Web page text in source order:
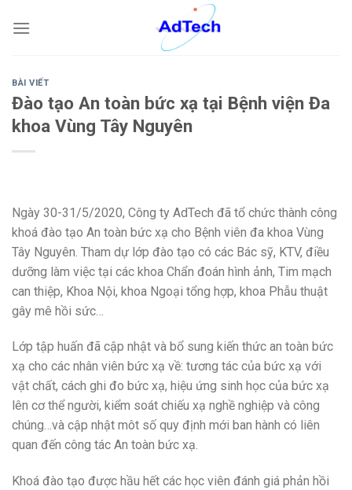
BÀI VIẾT
Đào tạo An toàn bức xạ tại Bệnh viện Đa
khoa Vùng Tây Nguyên
Ngày 30-31/5/2020, Công ty AdTech đã tổ chức thành công
khoá đào tạo An toàn bức xạ cho Bệnh viên đa khoa Vùng
Tây Nguyên. Tham dự lớp đào tạo có các Bác sỹ, KTV, điều
dưỡng làm việc tại các khoa Chẩn đoán hình ảnh, Tim mạch
can thiệp, Khoa Nội, khoa Ngoại tổng hợp, khoa Phẫu thuật
gây mê hồi sức…
Lớp tập huấn đã cập nhật và bổ sung kiến thức an toàn bức
xạ cho các nhân viên bức xạ về: tương tác của bức xạ với
vật chất, cách ghi đo bức xạ, hiệu ứng sinh học của bức xạ
lên cơ thể người, kiểm soát chiếu xạ nghề nghiệp và công
chúng…và cập nhật môt số quy định mới ban hành có liên
quan đến công tác An toàn bức xạ.
Khoá đào tạo được hầu hết các học viên đánh giá phản hồi